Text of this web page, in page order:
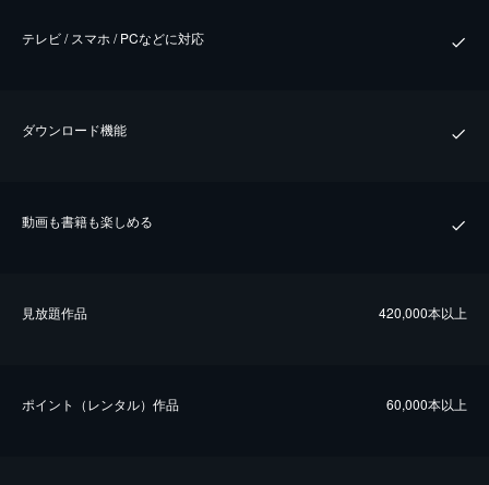
テレビ / スマホ / PCなどに対応
ダウンロード機能
動画も書籍も楽しめる
⾒放題作品 420,000本以上
ポイント（レンタル）作品 60,000本以上